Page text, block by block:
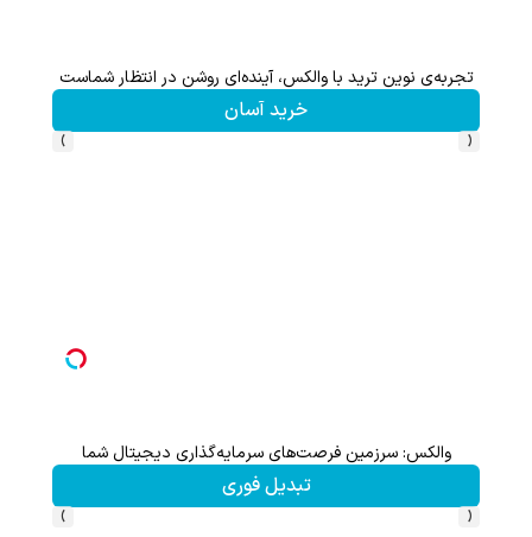
تجربه‌ی نوین ترید با والکس، آینده‌ای روشن در انتظار شماست
خرید آسان
‹
›
والکس: سرزمین فرصت‌های سرمایه‌گذاری دیجیتال شما
تبدیل فوری
‹
›